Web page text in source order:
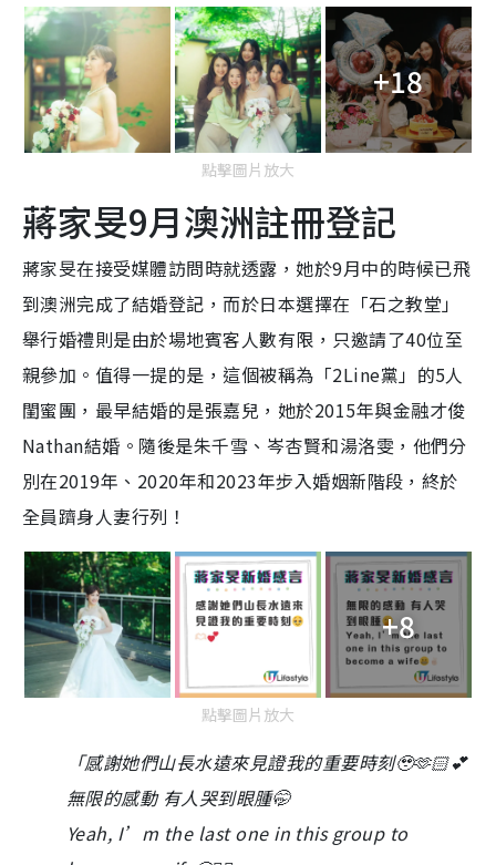
+18
點擊圖片放大
蔣家旻9月澳洲註冊登記
蔣家旻在接受媒體訪問時就透露，她於9月中的時候已飛
到澳洲完成了結婚登記，而於日本選擇在「石之教堂」
舉行婚禮則是由於場地賓客人數有限，只邀請了40位至
親參加。值得一提的是，這個被稱為「2Line黨」的5人
閨蜜團，最早結婚的是張嘉兒，她於2015年與金融才俊
Nathan結婚。隨後是朱千雪、岑杏賢和湯洛雯，他們分
別在2019年、2020年和2023年步入婚姻新階段，終於
全員躋身人妻行列！
+8
點擊圖片放大
「感謝她們山長水遠來見證我的重要時刻🥹🫶🏻💕
無限的感動 有人哭到眼腫🤭
Yeah, I’m the last one in this group to